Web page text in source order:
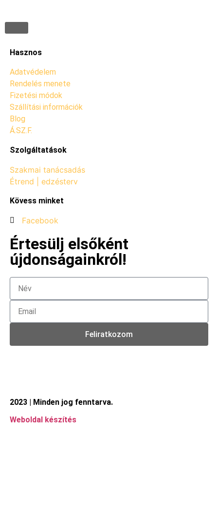
Hasznos
Adatvédelem
Rendelés menete
Fizetési módok
Szállítási információk
Blog
Á.SZ.F.
Szolgáltatások
Szakmai tanácsadás
Étrend | edzésterv
Kövess minket
Facebook
Értesülj elsőként
újdonságainkról!
Feliratkozom
2023 | Minden jog fenntarva.
Weboldal készítés